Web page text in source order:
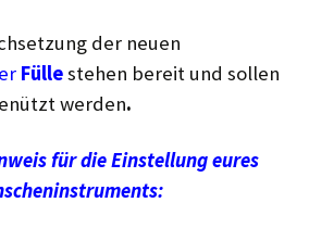
der neuen
Füllestehen bereit und sollen
werden.
für die Einstellung eures